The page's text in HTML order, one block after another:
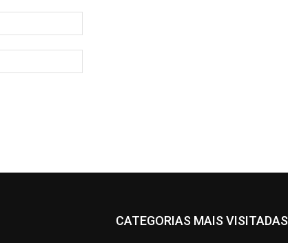
CATEGORIAS MAIS VISITADAS